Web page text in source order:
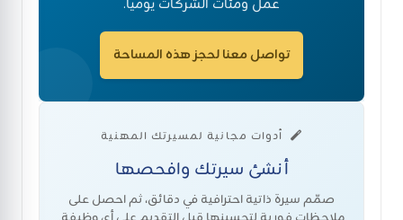
عمل ومئات الشركات يومياً.
تواصل معنا لحجز هذه المساحة
أدوات مجانية لمسيرتك المهنية
أنشئ سيرتك وافحصها
صمّم سيرة ذاتية احترافية في دقائق، ثم احصل على